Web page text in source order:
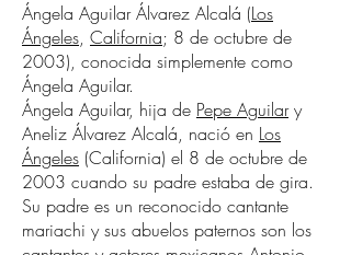
Ángela Aguilar Álvarez Alcalá (Los
Ángeles, California; 8 de octubre de
2003), conocida simplemente como
Ángela Aguilar.
Ángela Aguilar, hija de Pepe Aguilary
Aneliz Álvarez Alcalá, nació en Los
Ángeles (California) el 8 de octubre de
2003 cuando su padre estaba de gira.​
Su padre es un reconocido cantante
mariachi y sus abuelos paternos son los